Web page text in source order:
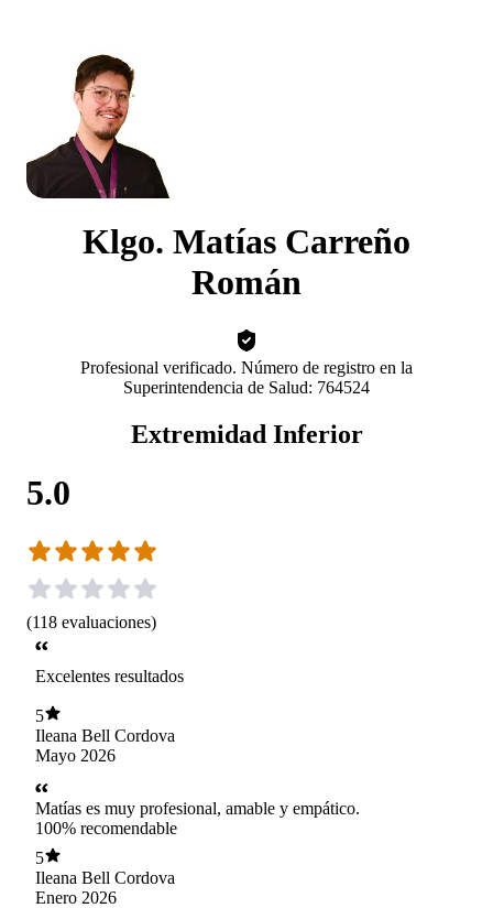
Klgo. Matías Carreño
Román
Profesional verificado. Número de registro en la
Superintendencia de Salud: 764524
Extremidad Inferior
5.0
(118 evaluaciones)
Excelentes resultados
5
Ileana Bell Cordova
Mayo 2026
Matías es muy profesional, amable y empático.
100% recomendable
5
Ileana Bell Cordova
Enero 2026